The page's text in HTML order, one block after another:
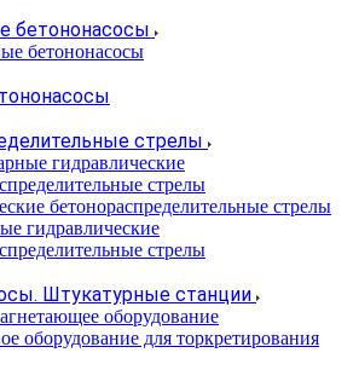
бетононасосы
бетононасосы
стрелы
гидравлические
стрелы
бетонораспределительные стрелы
гидравлические
стрелы
Штукатурные станции
оборудование
оборудование для торкретирования